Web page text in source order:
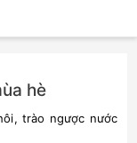
hè
,trào ngược nước